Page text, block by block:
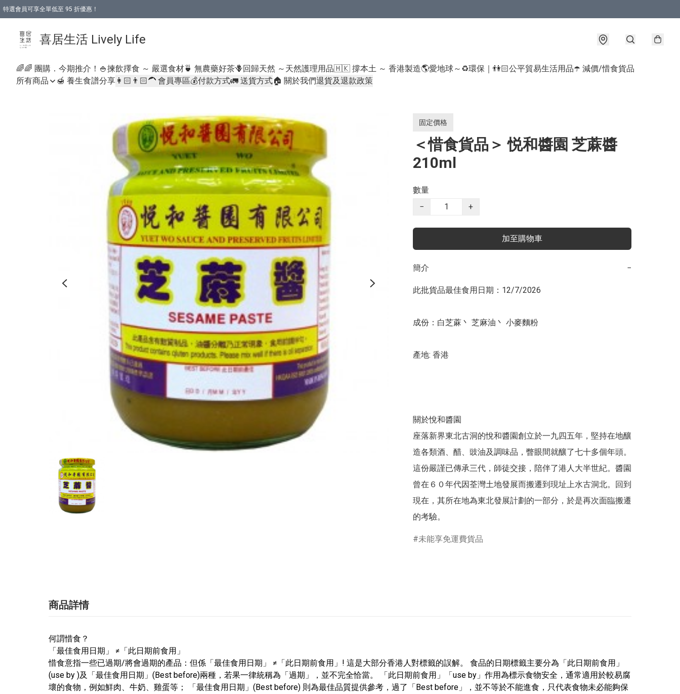
特選會員可享全單低至 95 折優惠！
喜居生活 Lively Life
🌈🌈 團購．今期推介！ 🍚揀飲擇食 ～ 嚴選食材🍵 無農藥好茶🪻回歸天然 ～天然護理用品🇭🇰 撐本土 ～ 香港製造🌎愛地球～♻️環保｜👫🏻公平貿易生活用品☂️ 減價/惜食貨品
所有商品
🍯 養生食譜分享 👩🏻👨🏻‍🦱 會員專區💰付款方式🚛 送貨方式🏠 關於我們退貨及退款政策
固定價格
＜惜食貨品＞ 悦和醬園 芝蔴醬
210ml
數量
−
+
加至購物車
簡介 −
此批貨品最佳食用日期：12/7/2026
成份：白芝蔴丶 芝麻油丶 小麥麵粉
產地: 香港
關於悅和醬園
座落新界東北古洞的悅和醬園創立於一九四五年，堅持在地釀
造各類酒、醋、豉油及調味品，瞥眼間就釀了七十多個年頭。
這份嚴謹已傳承三代，師徒交接，陪伴了港人大半世紀。醬園
曾在６０年代因荃灣土地發展而搬遷到現址上水古洞北。回到
現在，其所在地為東北發展計劃的一部分，於是再次面臨搬遷
未能享免運費貨品
商品詳情
何謂惜食？
「最佳食用日期」 ≠「此日期前食用」
惜食意指一些已過期/將會過期的產品：但係「最佳食用日期」 ≠「此日期前食用」! 這是大部分香港人對標籤的誤解。 食品的日期標籤主要分為「此日期前食用」
(use by )及「最佳食用日期」(Best before)兩種，若果一律統稱為「過期」，並不完全恰當。 「此日期前食用」「use by」作用為標示食物安全，通常適用於較易腐
壞的食物，例如鮮肉、牛奶、雞蛋等； 「最佳食用日期」(Best before) 則為最佳品質提供參考，過了「Best before」，並不等於不能進食，只代表食物未必能夠保